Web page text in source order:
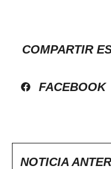
COMPARTIR
FACEBOOK
NOTICIA